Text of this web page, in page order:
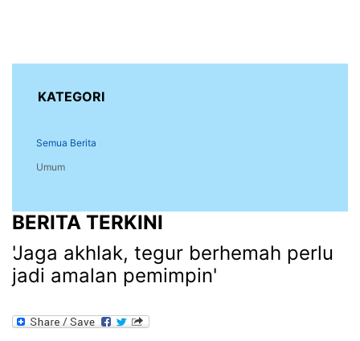
KATEGORI
Semua Berita
Umum
BERITA TERKINI
'Jaga akhlak, tegur berhemah perlu
jadi amalan pemimpin'